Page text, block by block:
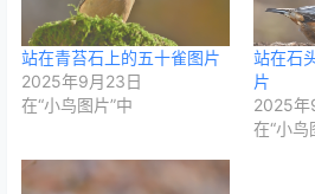
站在青苔石上的五十雀图片
2025年9月23日
在“小鸟图片”中
站在石
片
2025年
在“小鸟